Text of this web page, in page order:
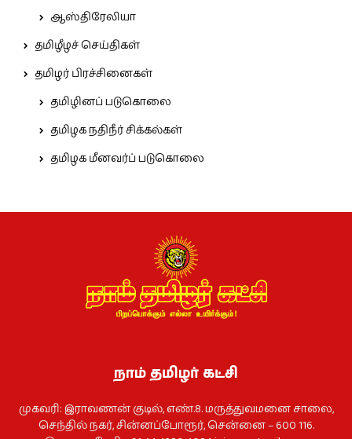
ஆஸ்திரேலியா
தமிழீழச் செய்திகள்
தமிழர் பிரச்சினைகள்
தமிழினப் படுகொலை
தமிழக நதிநீர் சிக்கல்கள்
தமிழக மீனவர்ப் படுகொலை
நாம் தமிழர் கட்சி
முகவரி: இராவணன் குடில், எண்.8. மருத்துவமனை சாலை,
செந்தில் நகர், சின்னப்போரூர், சென்னை – 600 116.